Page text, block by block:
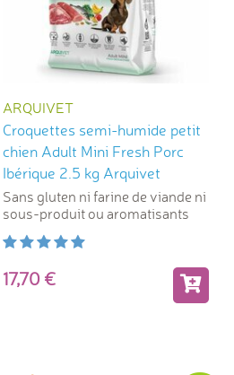
ARQUIVET
Croquettes semi-humide petit
chien Adult Mini Fresh Porc
Ibérique 2.5 kg Arquivet
Sans gluten ni farine de viande ni
sous-produit ou aromatisants
17,70